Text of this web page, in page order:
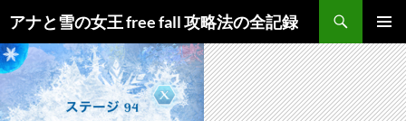
アナと雪の女王 free fall 攻略法の全記録
索
メインメ
ニュー
ン
テ
ン
ツ